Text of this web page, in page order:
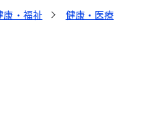
康・福祉
健康・医療